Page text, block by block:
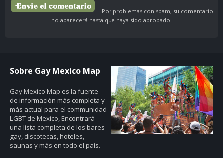
Por problemas con spam, su comentario
no aparecerá hasta que haya sido aprobado.
Sobre Gay Mexico Map
Gay Mexico Map es la fuente
de información más completa y
más actual para el communidad
LGBT de Mexico, Encontrará
una lista completa de los bares
gay, discotecas, hoteles,
saunas y más en todo el país.